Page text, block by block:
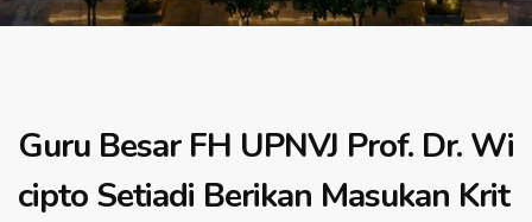
Guru Besar FH UPNVJ Prof. Dr. Wi
cipto Setiadi Berikan Masukan Krit